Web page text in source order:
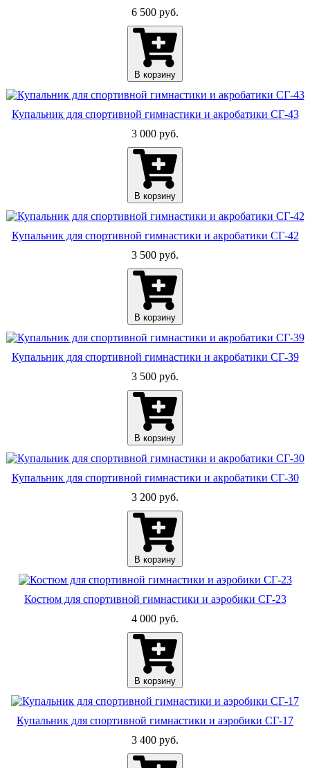
6 500 руб.
В корзину
Купальник для спортивной гимнастики и акробатики СГ-43
3 000 руб.
В корзину
Купальник для спортивной гимнастики и акробатики СГ-42
3 500 руб.
В корзину
Купальник для спортивной гимнастики и акробатики СГ-39
3 500 руб.
В корзину
Купальник для спортивной гимнастики и акробатики СГ-30
3 200 руб.
В корзину
Костюм для спортивной гимнастики и аэробики СГ-23
4 000 руб.
В корзину
Купальник для спортивной гимнастики и аэробики СГ-17
3 400 руб.